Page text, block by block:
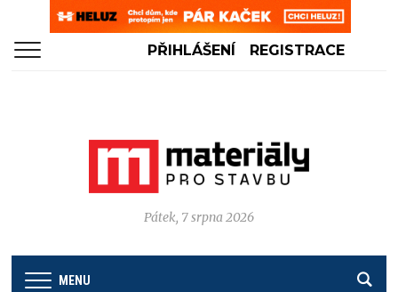
PŘIHLÁŠENÍ REGISTRACE
Pátek, 7 srpna 2026
MENU